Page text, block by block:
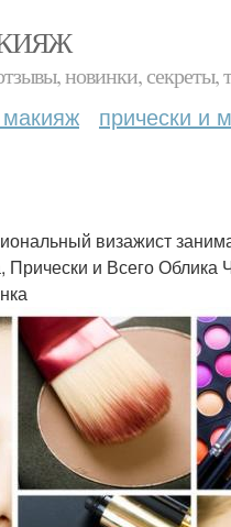
новинки, секреты,
макияж прически и
визажист
и Всего Облика